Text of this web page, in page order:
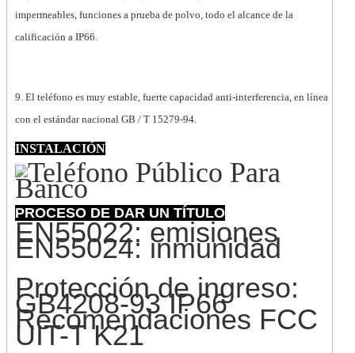
impermeables, funciones a prueba de polvo, todo el alcance de la
calificación a IP66.
9. El teléfono es muy estable, fuerte capacidad anti-interferencia, en línea
con el estándar nacional GB / T 15279-94.
INSTALACIÓN
PROCESO DE DAR UN TÍTULO
EN55022: emisiones
EN55024: inmunidad
Protección de ingreso:
GB4208-93 IP66
Recomendaciones FCC
UIT-T K21